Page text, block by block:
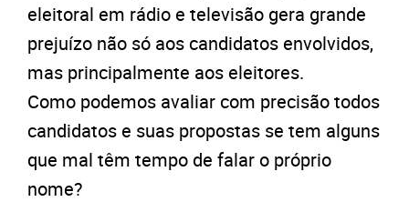
eleitoral em rádio e televisão gera grande
prejuízo não só aos candidatos envolvidos,
mas principalmente aos eleitores.
Como podemos avaliar com precisão todos
candidatos e suas propostas se tem alguns
que mal têm tempo de falar o próprio
nome?